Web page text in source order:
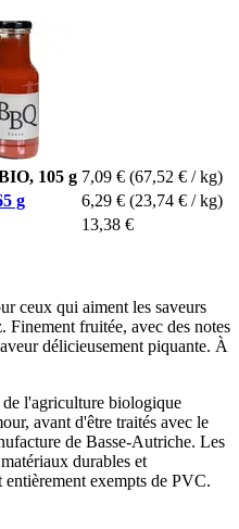
105 g 7,09 € (67,52 € / kg)
g
6,29 € (23,74 € / kg)
13,38 €
ceux qui aiment les saveurs
Finement fruitée, avec des notes
délicieusement piquante. À
l'agriculture biologique
avant d'être traités avec le
de Basse-Autriche. Les
durables et
entièrement exempts de PVC.